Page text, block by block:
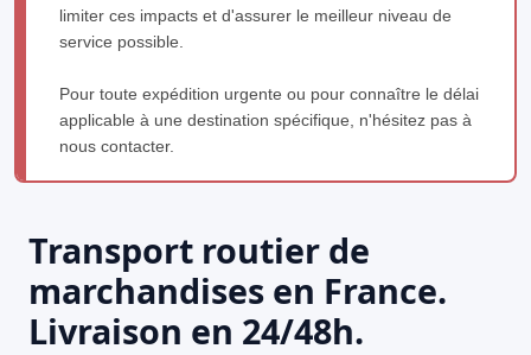
limiter ces impacts et d'assurer le meilleur niveau de
service possible.
Pour toute expédition urgente ou pour connaître le délai
applicable à une destination spécifique, n'hésitez pas à
nous contacter.
Transport routier de
marchandises en France.
Livraison en 24/48h.